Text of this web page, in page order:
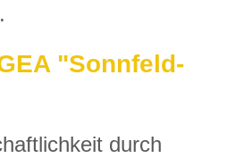
"Sonnfeld-
durch